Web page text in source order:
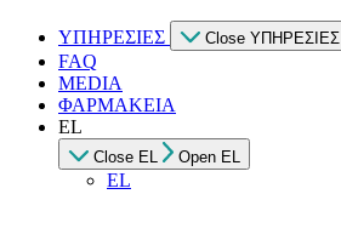
ΥΠΗΡΕΣΙΕΣ Close ΥΠΗΡΕΣΙΕΣ
FAQ
MEDIA
ΦΑΡΜΑΚΕΙΑ
EL
Close EL Open EL
EL